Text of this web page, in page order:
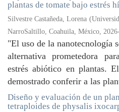
plantas de tomate bajo estrés
Silvestre Castañeda, Lorena (
NarroSaltillo, Coahuila, México,
"El uso de la nanotecnología
alternativa prometedora
estrés abiótico en plantas.
demostrado conferir a las
Diseño y evaluación de un
tetraploides de physalis